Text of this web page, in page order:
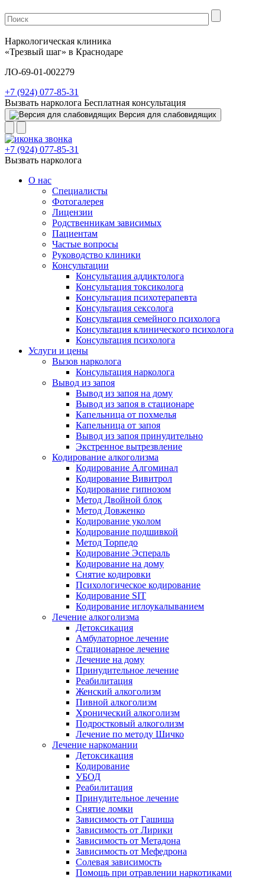
Наркологическая клиника
«Трезвый шаг» в Краснодаре
ЛО-69-01-002279
+7 (924) 077-85-31
Вызвать нарколога Бесплатная консультация
Версия для слабовидящих
+7 (924) 077-85-31
Вызвать нарколога
О нас
Специалисты
Фотогалерея
Лицензии
Родственникам зависимых
Пациентам
Частые вопросы
Руководство клиники
Консультации
Консультация аддиктолога
Консультация токсиколога
Консультация психотерапевта
Консультация сексолога
Консультация семейного психолога
Консультация клинического психолога
Консультация психолога
Услуги и цены
Вызов нарколога
Консультация нарколога
Вывод из запоя
Вывод из запоя на дому
Вывод из запоя в стационаре
Капельница от похмелья
Капельница от запоя
Вывод из запоя принудительно
Экстренное вытрезвление
Кодирование алкоголизма
Кодирование Алгоминал
Кодирование Вивитрол
Кодирование гипнозом
Метод Двойной блок
Метод Довженко
Кодирование уколом
Кодирование подшивкой
Метод Торпедо
Кодирование Эспераль
Кодирование на дому
Снятие кодировки
Психологическое кодирование
Кодирование SIT
Кодирование иглоукалыванием
Лечение алкоголизма
Детоксикация
Амбулаторное лечение
Стационарное лечение
Лечение на дому
Принудительное лечение
Реабилитация
Женский алкоголизм
Пивной алкоголизм
Хронический алкоголизм
Подростковый алкоголизм
Лечение по методу Шичко
Лечение наркомании
Детоксикация
Кодирование
УБОД
Реабилитация
Принудительное лечение
Снятие ломки
Зависимость от Гашиша
Зависимость от Лирики
Зависимость от Метадона
Зависимость от Мефедрона
Солевая зависимость
Помощь при отравлении наркотиками